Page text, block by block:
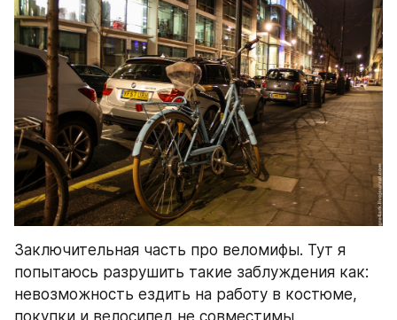
Заключительная часть про веломифы. Тут я
попытаюсь разрушить такие заблуждения как:
невозможность ездить на работу в костюме,